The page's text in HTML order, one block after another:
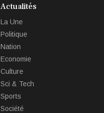
Actualités
La Une
Politique
Nation
Economie
Culture
Sci & Tech
Sports
Société